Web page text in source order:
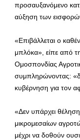
προσαυξανόμενο
αύξηση των
«Επιβάλλεται ο
μπλόκα», είπε από
Ομοσπονδίας
συμπληρώνοντας:
κυβέρνηση για τον
«Δεν υπάρχει
μικρομεσαίων
μέχρι να δοθούν